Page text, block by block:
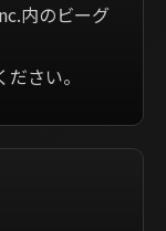
内のビーグ
さい。